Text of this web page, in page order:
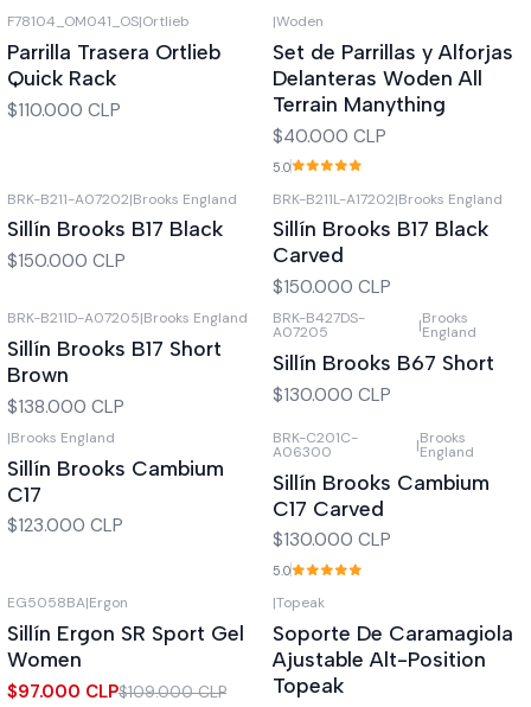
F78104_OM041_OS|Ortlieb
Parrilla Trasera Ortlieb
Quick Rack
$110.000 CLP
|Woden
Set de Parrillas y Alforjas
Delanteras Woden All
Terrain Manything
$40.000 CLP
5.0
BRK-B211-A07202|Brooks England
Sillín Brooks B17 Black
$150.000 CLP
BRK-B211L-A17202|Brooks England
Sillín Brooks B17 Black
Carved
$150.000 CLP
BRK-B211D-A07205|Brooks England
Sillín Brooks B17 Short
Brown
$138.000 CLP
Agotado
BRK-B427DS-
A07205 |Brooks
England
Sillín Brooks B67 Short
$130.000 CLP
Agotado
|Brooks England
Sillín Brooks Cambium
C17
$123.000 CLP
Agotado
BRK-C201C-
A06300 |Brooks
England
Sillín Brooks Cambium
C17 Carved
$130.000 CLP
5.0
Agotado
EG5058BA|Ergon
Sillín Ergon SR Sport Gel
Women
$97.000 CLP$109.000 CLP
Agotado
|Topeak
Soporte De Caramagiola
Ajustable Alt-Position
Topeak